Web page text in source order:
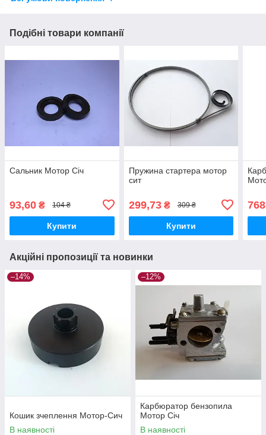
Подібні товари компанії
Сальник Мотор Січ
93,60 ₴ 104 ₴
Купити
Пружина стартера мотор
сит
299,73₴ 309 ₴
Купити
768
Акційні пропозиції та новинки
–14%
Кошик зчеплення Мотор-Сич
В наявності
–12%
Карбюратор бензопила
Мотор Січ
В наявності